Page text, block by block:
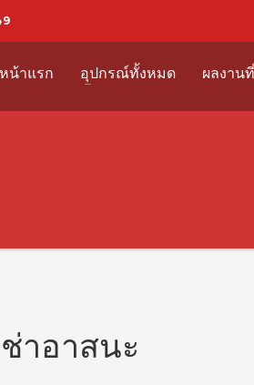
น้าแรก อุปกรณ์ทั้งหมด ผลงาน
าอาสนะ